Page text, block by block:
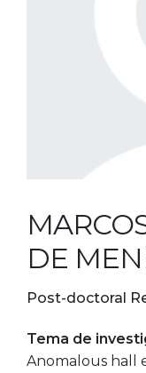
DE
Post-doctoral
Tema de
Anomalous hall